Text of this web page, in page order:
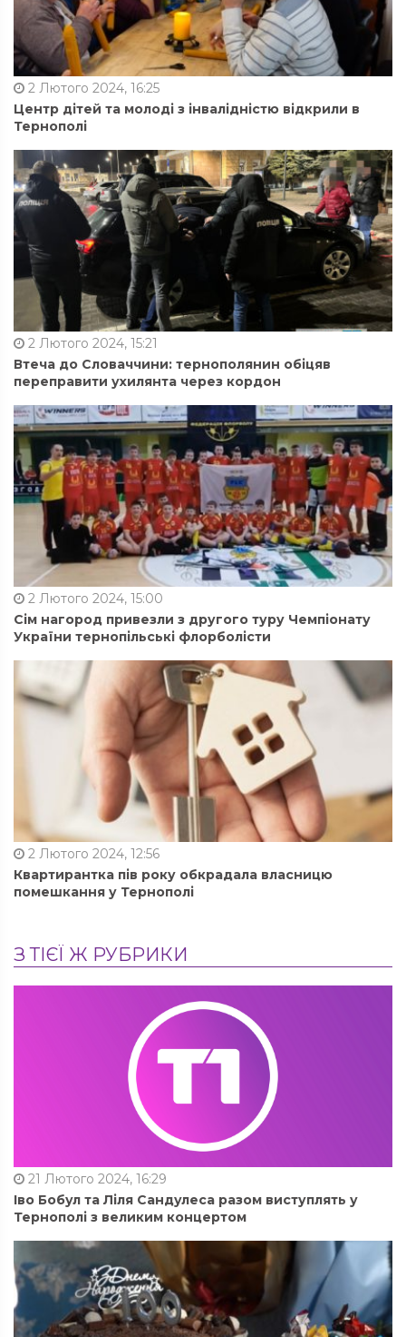
2 Лютого 2024, 16:25
Центр дітей та молоді з інвалідністю відкрили в
Тернополі
2 Лютого 2024, 15:21
Втеча до Словаччини: тернополянин обіцяв
переправити ухилянта через кордон
2 Лютого 2024, 15:00
Сім нагород привезли з другого туру Чемпіонату
України тернопільські флорболісти
2 Лютого 2024, 12:56
Квартирантка пів року обкрадала власницю
помешкання у Тернополі
З ТІЄЇ Ж РУБРИКИ
21 Лютого 2024, 16:29
Іво Бобул та Ліля Сандулеса разом виступлять у
Тернополі з великим концертом